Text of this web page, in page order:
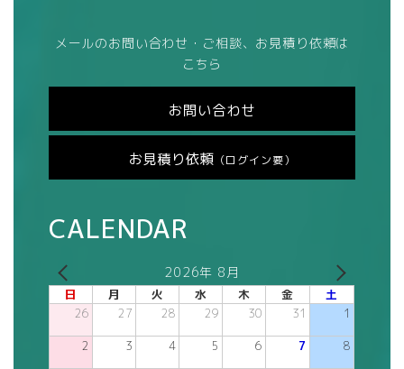
メールのお問い合わせ・ご相談、お見積り依頼は
こちら
お問い合わせ
お見積り依頼 （ログイン要）
CALENDAR
2026年 8月
日 月 火 水 木 金 土
26 27 28 29 30 31 1
2 3 4 5 6 7 8